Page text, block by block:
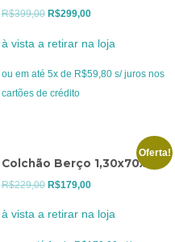
R$399,00 O
original
era:
R$399,00.
R$299,00O
atual
é:
à vista a retirar na loja
ou em até 5x de R$59,80 s/ juros nos
cartões de crédito
Oferta!
Colchão Berço 1,30x70x10
R$229,00 O
R$179,00O
atual
à vista a retirar na loja